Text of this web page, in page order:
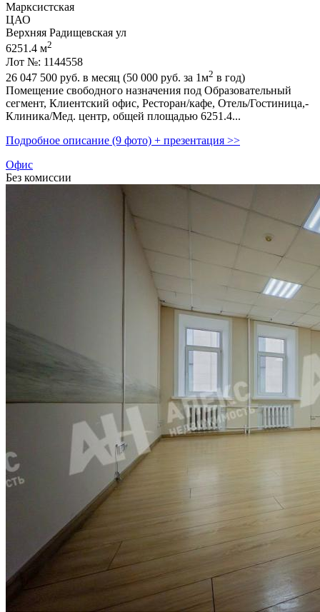
Марксистская
ЦАО
Верхняя Радищевская ул
6251.4 м2
Лот №: 1144558
26 047 500 руб. в месяц (50 000 руб. за 1м2 в год)
Помещение свободного назначения под Образовательный
сегмент,­ Клиентский офис,­ Ресторан/кафе,­ Отель/Гостиница,­
Клиника/Мед. центр,­ общей площадью 6251.4...
Подробное описание (9 фото) + презентация >>
Офис
Без комиссии